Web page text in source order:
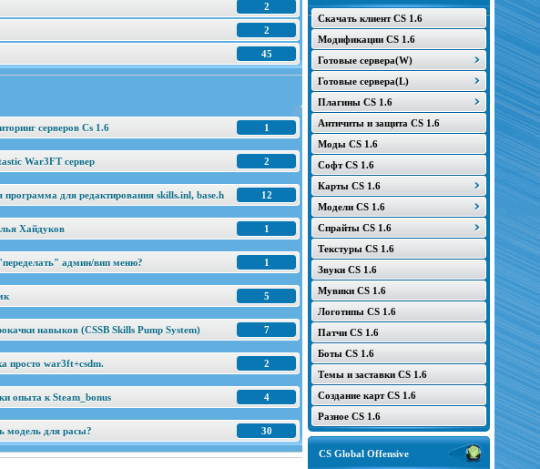
Скачать клиент CS 1.6
Модификации CS 1.6
Готовые сервера(W)
Готовые сервера(L)
Плагины CS 1.6
Античиты и защита CS 1.6
Моды CS 1.6
Софт CS 1.6
Карты CS 1.6
Модели CS 1.6
Спрайты CS 1.6
Текстуры CS 1.6
Звуки CS 1.6
Мувики CS 1.6
Логотипы CS 1.6
Патчи CS 1.6
Боты CS 1.6
Темы и заставки CS 1.6
Создание карт CS 1.6
Разное CS 1.6
CS Global Offensive
2
2
45
1
серверов Cs 1.6
2
War3FT сервер
12
программа для редактирования skills.inl, base.h
1
Хайдуков
1
админ/вип меню?
5
7
навыков (CSSB Skills Pump System)
2
просто war3ft+csdm.
4
опыта к Steam_bonus
30
модель для расы?